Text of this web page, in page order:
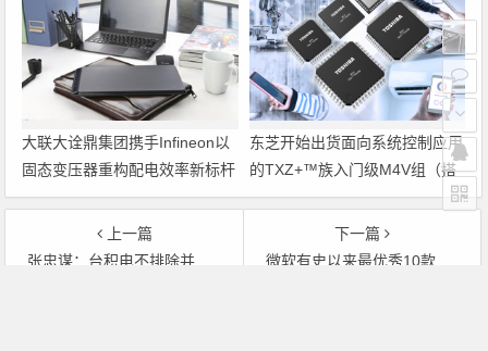
大联大诠鼎集团携手Infineon以
固态变压器重构配电效率新标杆
东芝开始出货面向系统控制应用
的TXZ+™族入门级M4V组（搭
载Arm Cortex‑M4内核的标准微
控制器）工程样品
上一篇
张忠谋：台积电不排除并购绿色能源企业
下一篇
微软有史以来最优秀10款产品